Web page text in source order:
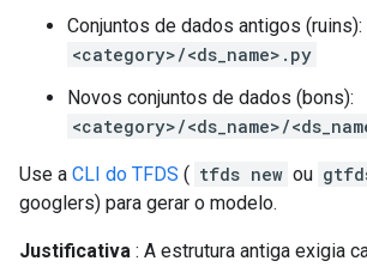
Conjuntos de dados antigos (ruins):
<category>/<ds_name>.py
Novos conjuntos de dados (bons):
<category>/<ds_name>/
Use a CLI do TFDS ( tfds new ou
googlers) para gerar o modelo.
Justificativa : A estrutura antiga exigia